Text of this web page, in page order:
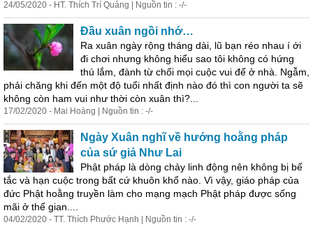
24/05/2020 - HT. Thích Trí Quảng | Nguồn tin : -/-
Đầu xuân ngồi nhớ…
Ra xuân ngày rộng tháng dài, lũ bạn réo nhau í ới
đi chơi nhưng không hiểu sao tôi không có hứng
thú lắm, đành từ chối mọi cuộc vui để ở nhà. Ngẫm,
phải chăng khi đến một độ tuổi nhất định nào đó thì con người ta sẽ
không còn ham vui như thời còn xuân thì?...
17/02/2020 - Mai Hoàng | Nguồn tin : -/-
Ngày Xuân nghĩ về hướng hoằng pháp
của sứ giả Như Lai
Phật pháp là dòng chảy linh động nên không bị bế
tắc và hạn cuộc trong bất cứ khuôn khổ nào. Vì vậy, giáo pháp của
đức Phật hoằng truyền làm cho mạng mạch Phật pháp được sống
mãi ở thế gian....
04/02/2020 - TT. Thích Phước Hạnh | Nguồn tin : -/-